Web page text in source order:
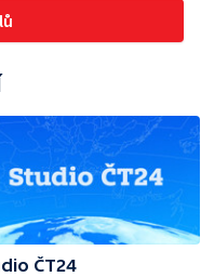
ČT24